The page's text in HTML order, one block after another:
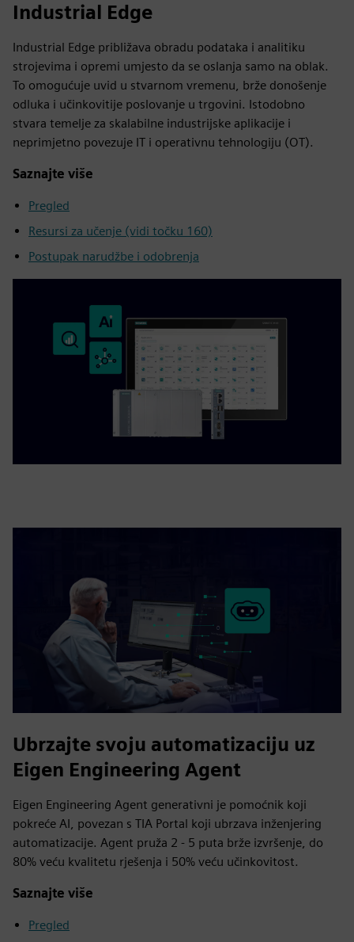
Industrial Edge
Industrial Edge približava obradu podataka i analitiku
strojevima i opremi umjesto da se oslanja samo na oblak.
To omogućuje uvid u stvarnom vremenu, brže donošenje
odluka i učinkovitije poslovanje u trgovini. Istodobno
stvara temelje za skalabilne industrijske aplikacije i
neprimjetno povezuje IT i operativnu tehnologiju (OT).
Saznajte više
Pregled
Resursi za učenje (vidi točku 160)
Postupak narudžbe i odobrenja
Ubrzajte svoju automatizaciju uz
Eigen Engineering Agent
Eigen Engineering Agent generativni je pomoćnik koji
pokreće AI, povezan s TIA Portal koji ubrzava inženjering
automatizacije. Agent pruža 2 - 5 puta brže izvršenje, do
80% veću kvalitetu rješenja i 50% veću učinkovitost.
Saznajte više
Pregled